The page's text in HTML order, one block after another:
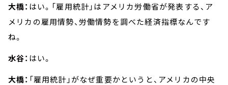
大橋： はい。「雇用統計」はアメリカ労働省が発表する、ア
メリカの雇用情勢、労働情勢を調べた経済指標なんです
ね。
水谷： はい。
大橋： 「雇用統計」がなぜ重要かというと、アメリカの中央